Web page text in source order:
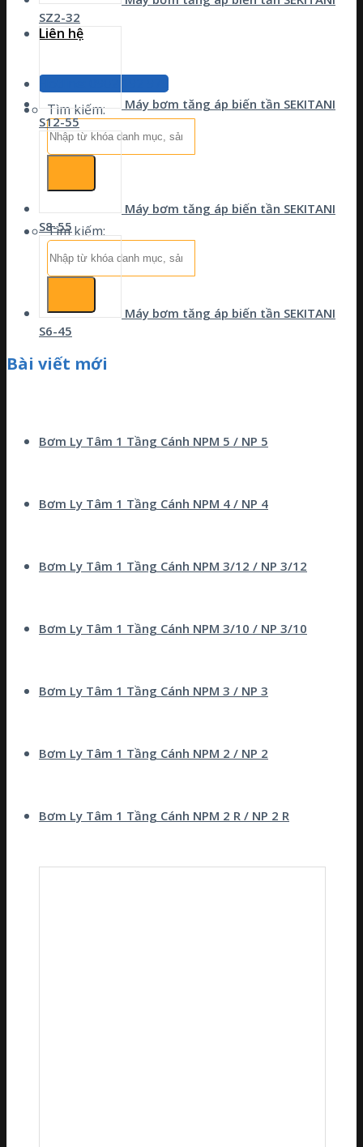
Liên hệ
Hotline: 0902 192 979
Tìm kiếm:
Tìm kiếm:
SZ2-32
Máy bơm tăng áp biến tần SEKITANI
S12-55
Máy bơm tăng áp biến tần SEKITANI
S8-55
Máy bơm tăng áp biến tần SEKITANI
S6-45
Bài viết mới
Bơm Ly Tâm 1 Tầng Cánh NPM 5 / NP 5
Bơm Ly Tâm 1 Tầng Cánh NPM 4 / NP 4
Bơm Ly Tâm 1 Tầng Cánh NPM 3/12 / NP 3/12
Bơm Ly Tâm 1 Tầng Cánh NPM 3/10 / NP 3/10
Bơm Ly Tâm 1 Tầng Cánh NPM 3 / NP 3
Bơm Ly Tâm 1 Tầng Cánh NPM 2 / NP 2
Bơm Ly Tâm 1 Tầng Cánh NPM 2 R / NP 2 R